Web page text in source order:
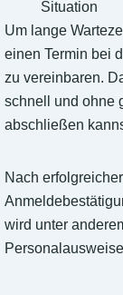
Situation
Um lange
einen Termin bei
zu vereinbaren.
schnell und ohne
abschließen
Nach
wird unter